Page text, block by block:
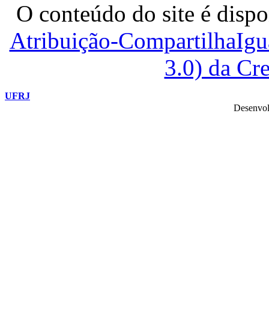
O conteúdo do site é
Atribuição-
3.0) da
UFRJ